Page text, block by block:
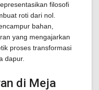
filosofi
roti dari nol.
bahan,
yang mengajarkan
proses transformasi
dapur.
di Meja